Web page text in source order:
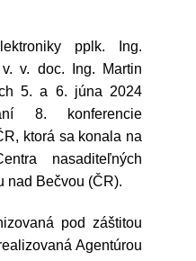
pplk. Ing.
v. doc. Ing. Martin
5. a 6. júna 2024
8. konferencie
ktorá sa konala na
nasaditeľných
nad Bečvou (ČR).
pod záštitou
Agentúrou